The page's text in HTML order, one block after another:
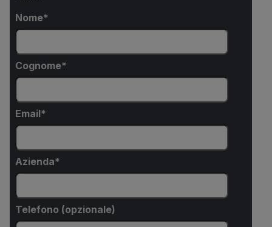
Nome
Cognome
Email
Azienda
Telefono (opzionale)